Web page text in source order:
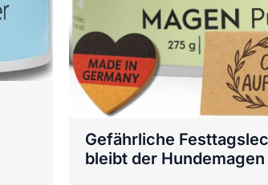
Gefährliche
bleibt der